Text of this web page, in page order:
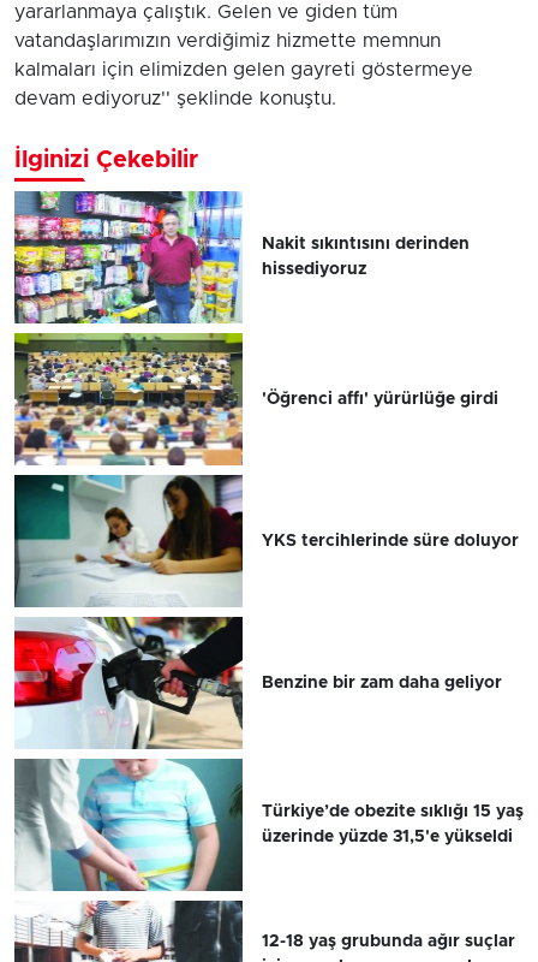
yararlanmaya çalıştık. Gelen ve giden tüm
vatandaşlarımızın verdiğimiz hizmette memnun
kalmaları için elimizden gelen gayreti göstermeye
devam ediyoruz'' şeklinde konuştu.
İlginizi Çekebilir
Nakit sıkıntısını derinden
hissediyoruz
'Öğrenci affı' yürürlüğe girdi
YKS tercihlerinde süre doluyor
Benzine bir zam daha geliyor
Türkiye’de obezite sıklığı 15 yaş
üzerinde yüzde 31,5'e yükseldi
12-18 yaş grubunda ağır suçlar